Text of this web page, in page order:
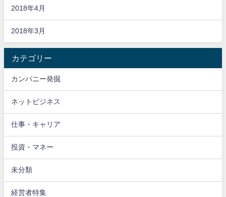
2018年4月
2018年3月
カテゴリー
カンパニー発掘
ネットビジネス
仕事・キャリア
投資・マネー
未分類
経営者特集